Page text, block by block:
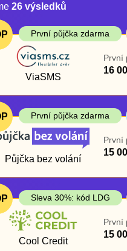
Od
26 výsledků
První půjčka zdarma
ViaSMS
První
16
První půjčka zdarma
Půjčka bez volání
První
15
Sleva 30%: kód LDG
Cool Credit
První
15